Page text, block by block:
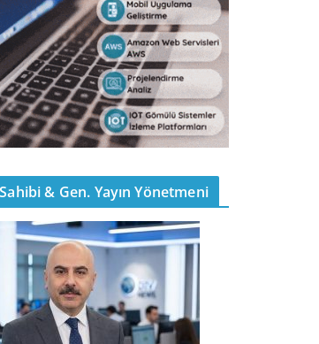
& Gen. Yayın Yönetmeni